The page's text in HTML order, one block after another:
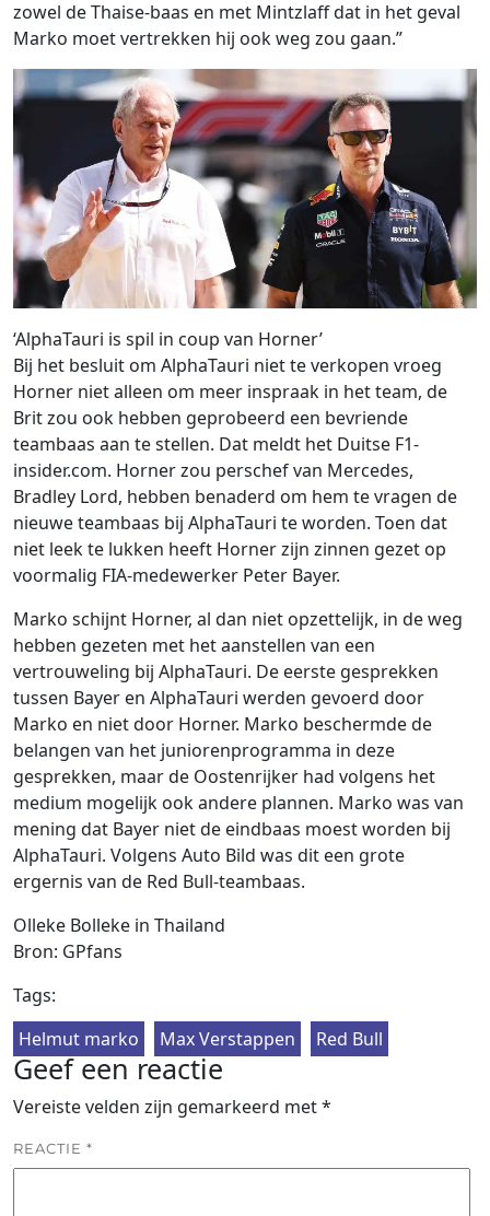
zowel de Thaise-baas en met Mintzlaff dat in het geval
Marko moet vertrekken hij ook weg zou gaan.”
‘AlphaTauri is spil in coup van Horner’
Bij het besluit om AlphaTauri niet te verkopen vroeg
Horner niet alleen om meer inspraak in het team, de
Brit zou ook hebben geprobeerd een bevriende
teambaas aan te stellen. Dat meldt het Duitse F1-
insider.com. Horner zou perschef van Mercedes,
Bradley Lord, hebben benaderd om hem te vragen de
nieuwe teambaas bij AlphaTauri te worden. Toen dat
niet leek te lukken heeft Horner zijn zinnen gezet op
voormalig FIA-medewerker Peter Bayer.
Marko schijnt Horner, al dan niet opzettelijk, in de weg
hebben gezeten met het aanstellen van een
vertrouweling bij AlphaTauri. De eerste gesprekken
tussen Bayer en AlphaTauri werden gevoerd door
Marko en niet door Horner. Marko beschermde de
belangen van het juniorenprogramma in deze
gesprekken, maar de Oostenrijker had volgens het
medium mogelijk ook andere plannen. Marko was van
mening dat Bayer niet de eindbaas moest worden bij
AlphaTauri. Volgens Auto Bild was dit een grote
ergernis van de Red Bull-teambaas.
Olleke Bolleke in Thailand
Bron: GPfans
Tags:
Helmut marko
Max Verstappen Red Bull
Geef een reactie
Vereiste velden zijn gemarkeerd met*
REACTIE *